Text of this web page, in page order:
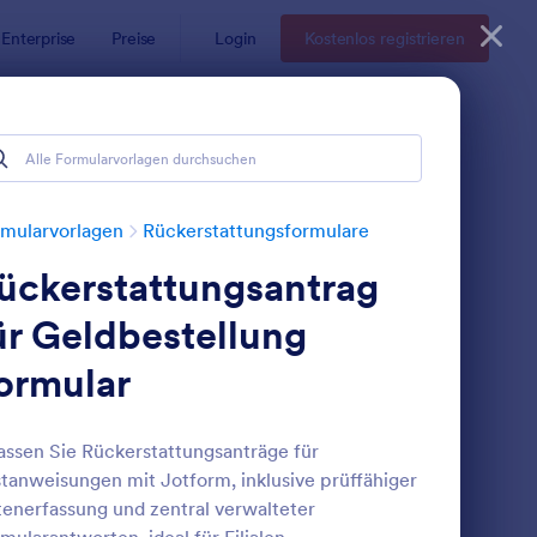
Enterprise Preise Login Kostenlos registrieren
Rückerstattungsformulare
Geldbestellung
Sie Rückerstattungsanträge für
mit Jotform, inklusive prüffähiger
und zentral verwalteter
Vorschau